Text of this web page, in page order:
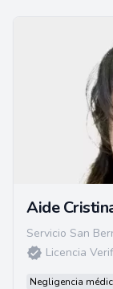
Aide
Servicio San
Licencia
Negligencia